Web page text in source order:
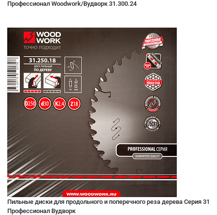
Профессионал Woodwork/Вудворк 31.300.24
Пильные диски для продольного и поперечного реза дерева Серия 31
Профессионал Вудворк